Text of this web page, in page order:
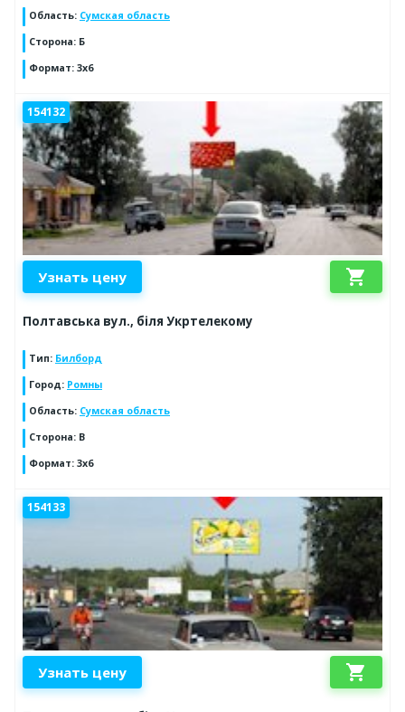
Область: Сумская область
Сторона: Б
Формат: 3х6
154132
Узнать цену shopping_cart
Полтавська вул., біля Укртелекому
Тип: Билборд
Город: Ромны
Область: Сумская область
Сторона: B
Формат: 3x6
154133
Узнать цену shopping_cart